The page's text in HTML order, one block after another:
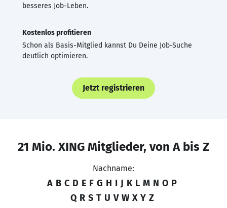
besseres Job-Leben.
Kostenlos profitieren
Schon als Basis-Mitglied kannst Du Deine Job-Suche
deutlich optimieren.
Jetzt registrieren
21 Mio. XING Mitglieder, von A bis Z
Nachname:
A B C D E F G H I J K L M N O P
Q R S T U V W X Y Z